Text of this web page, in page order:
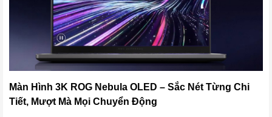
Màn Hình 3K ROG Nebula OLED – Sắc Nét Từng Chi
Tiết, Mượt Mà Mọi Chuyển Động